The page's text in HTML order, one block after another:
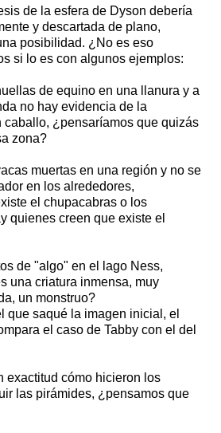
de la esfera de Dyson debería
y descartada de plano,
posibilidad. ¿No es eso
si lo es con algunos ejemplos:
de equino en una llanura y a
no hay evidencia de la
caballo, ¿pensaríamos que quizás
zona?
muertas en una región y no se
en los alrededores,
el chupacabras o los
quienes creen que existe el
de "algo" en el lago Ness,
una criatura inmensa, muy
un monstruo?
que saqué la imagen inicial, el
el caso de Tabby con el del
exactitud cómo hicieron los
las pirámides, ¿pensamos que